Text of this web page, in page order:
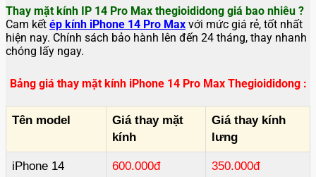
Thay mặt kính IP 14 Pro Max thegioididong giá bao nhiêu ?
Cam kết ép kính iPhone 14 Pro Max với mức giá rẻ, tốt nhất
hiện nay. Chính sách bảo hành lên đến 24 tháng, thay nhanh
chóng lấy ngay.
Bảng giá thay mặt kính iPhone 14 Pro Max Thegioididong :
Tên model
Giá thay mặt
kính
Giá thay kính
lưng
iPhone 14 600.000đ 350.000đ